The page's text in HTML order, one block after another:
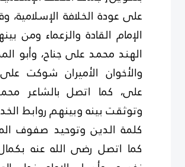
على عودة الخلافة الإسلامية،
الإمام القادة والزعماء ومن
الهند محمد على جناح، وأبو
والأخوان الأميران شوكت
على، كما اتصل بالشاعر
وتوثقت بينه وبينهم روابط
كلمة الدين وتوحيد صفوف
كما اتصل رضى الله عنه